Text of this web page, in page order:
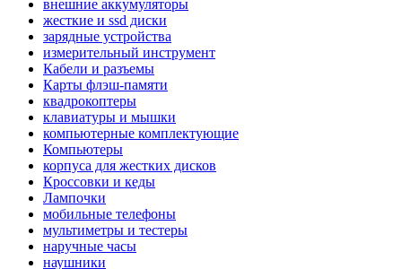
внешние аккумуляторы
жесткие и ssd диски
зарядные устройства
измерительный инструмент
Кабели и разъемы
Карты флэш-памяти
квадрокоптеры
клавиатуры и мышки
компьютерные комплектующие
Компьютеры
корпуса для жестких дисков
Кроссовки и кеды
Лампочки
мобильные телефоны
мультиметры и тестеры
наручные часы
наушники